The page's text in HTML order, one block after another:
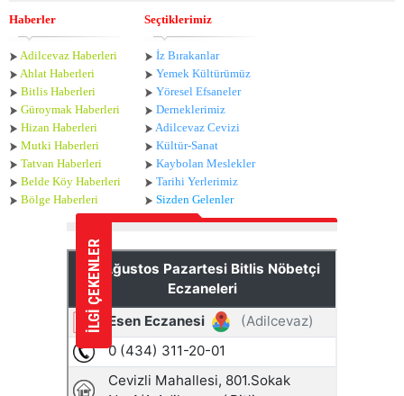
Haberler
Adilcevaz Haberleri
Ahlat Haberleri
Bitlis Haberleri
Güroymak Haberleri
Hizan Haberleri
Mutki Haberleri
Tatvan Haberleri
Belde Köy Haberleri
Bölge Haberleri
Seçtiklerimiz
İz Bırakanlar
Yemek Kültürümüz
Yöresel Efsaneler
Derneklerimiz
Adilcevaz Cevizi
Kültür-Sanat
Kaybolan Meslekler
Tarihi Yerlerimiz
Sizden Gelenler
İLGİ ÇEKENLER